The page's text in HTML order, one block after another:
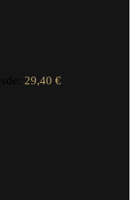
29,40 €